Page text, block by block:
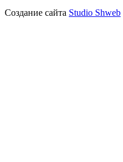
Создание сайта Studio Shweb